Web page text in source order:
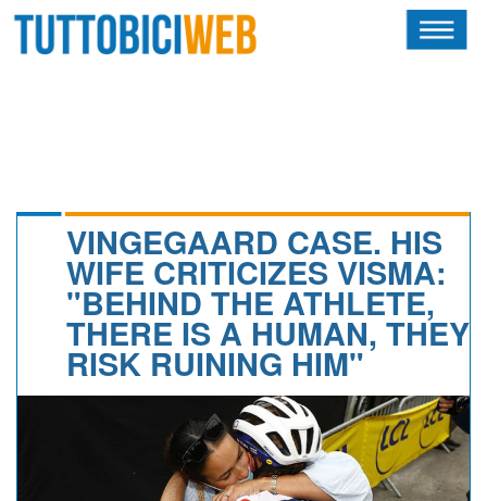
CALENDARIO
ALBI D'ORO
VINGEGAARD CASE. HIS
WIFE CRITICIZES VISMA:
"BEHIND THE ATHLETE,
THERE IS A HUMAN, THEY
RISK RUINING HIM"